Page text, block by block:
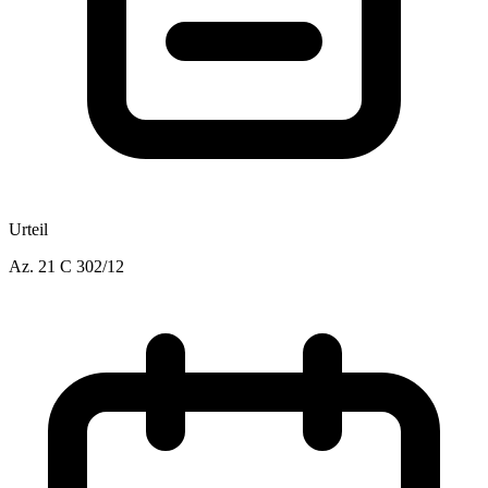
Urteil
Az. 21 C 302/12